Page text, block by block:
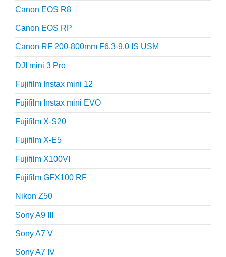
Canon EOS R8
Canon EOS RP
Canon RF 200-800mm F6.3-9.0 IS USM
DJI mini 3 Pro
Fujifilm Instax mini 12
Fujifilm Instax mini EVO
Fujifilm X-S20
Fujifilm X-E5
Fujifilm X100VI
Fujifilm GFX100 RF
Nikon Z50
Sony A9 III
Sony A7 V
Sony A7 IV